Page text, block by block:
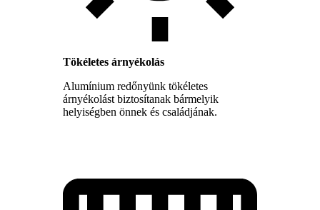
Tökéletes árnyékolás
Alumínium redőnyünk tökéletes
árnyékolást biztosítanak bármelyik
helyiségben önnek és családjának.